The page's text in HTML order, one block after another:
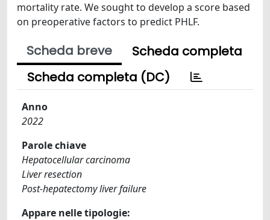
mortality rate. We sought to develop a score based
on preoperative factors to predict PHLF.
Scheda breve
Scheda completa
Scheda completa (DC)
Anno
2022
Parole chiave
Hepatocellular carcinoma
Liver resection
Post-hepatectomy liver failure
Appare nelle tipologie: